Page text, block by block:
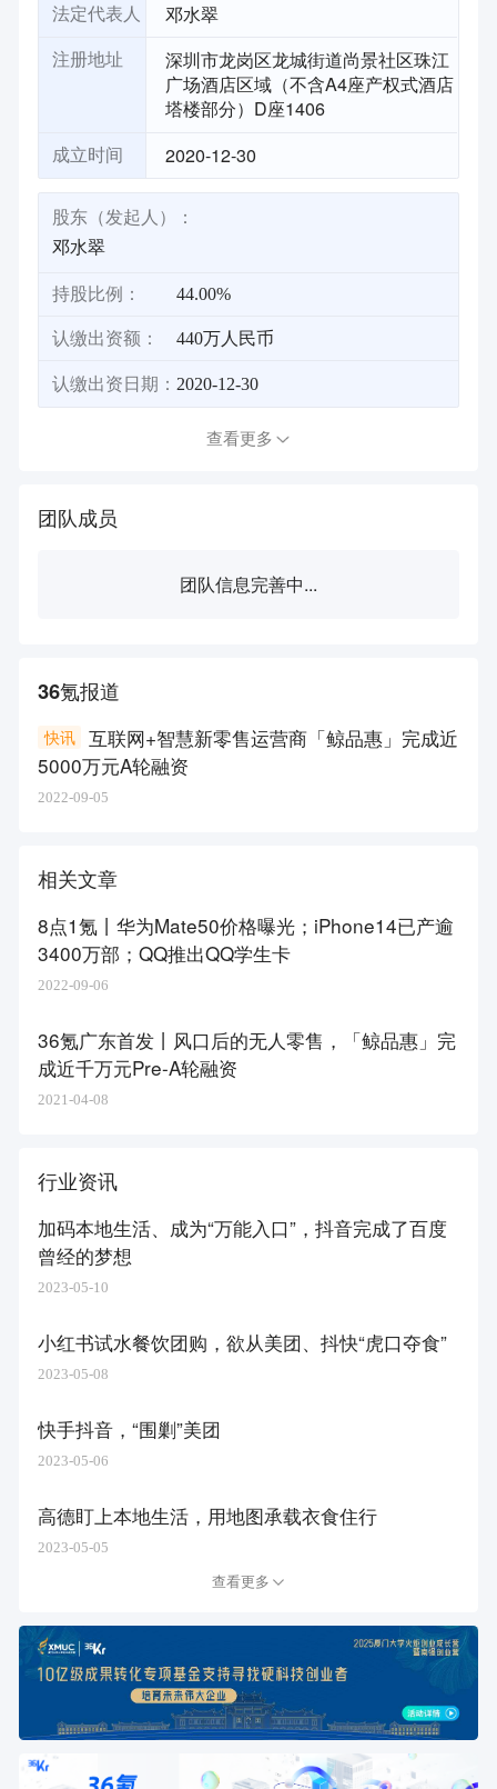
法定代表人 邓水翠
注册地址
深圳市龙岗区龙城街道尚景社区珠江
广场酒店区域（不含A4座产权式酒店
塔楼部分）D座1406
成立时间 2020-12-30
股东（发起人）：
邓水翠
持股比例： 44.00%
认缴出资额： 440万人民币
认缴出资日期： 2020-12-30
查看更多
团队成员
团队信息完善中...
36氪报道
互联网+智慧新零售运营商「鲸品惠」完成近
5000万元A轮融资
快讯
2022-09-05
相关文章
8点1氪丨华为Mate50价格曝光；​iPhone14已产逾
3400万部；QQ推出QQ学生卡
2022-09-06
36氪广东首发丨风口后的无人零售，「鲸品惠」完
成近千万元Pre-A轮融资
2021-04-08
行业资讯
加码本地生活、成为“万能入口”，抖音完成了百度
曾经的梦想
2023-05-10
小红书试水餐饮团购，欲从美团、抖快“虎口夺食”
2023-05-08
快手抖音，“围剿”美团
2023-05-06
高德盯上本地生活，用地图承载衣食住行
2023-05-05
查看更多